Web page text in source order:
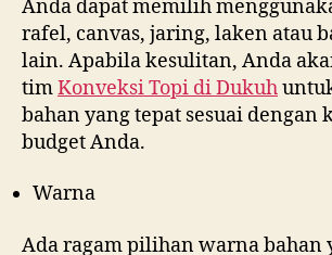
Anda dapat memilih
rafel, canvas, jaring, laken atau
lain. Apabila kesulitan, Anda
timKonveksi Topi diDukuh
bahan yang tepat sesuai dengan
budget Anda.
Warna
Ada ragam pilihan warna bahan